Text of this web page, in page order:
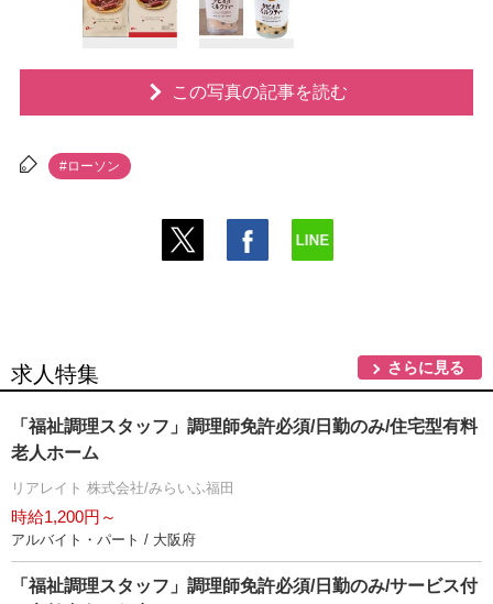
この写真の記事を読む
#ローソン
求人特集 さらに見る
「福祉調理スタッフ」調理師免許必須/日勤のみ/住宅型有料
老人ホーム
リアレイト 株式会社/みらいふ福田
時給1,200円～
アルバイト・パート / 大阪府
「福祉調理スタッフ」調理師免許必須/日勤のみ/サービス付